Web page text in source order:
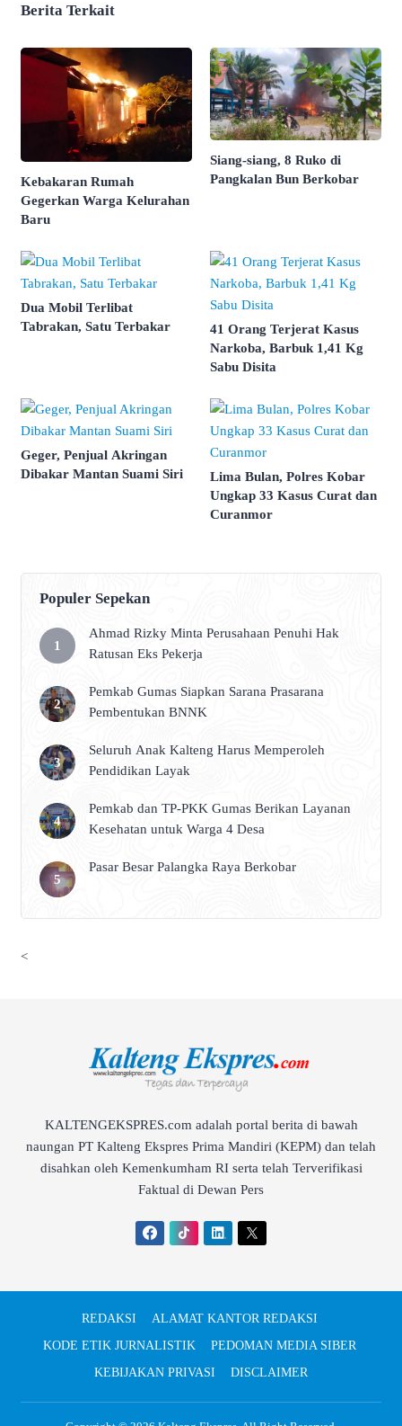
Berita Terkait
Kebakaran Rumah
Gegerkan Warga Kelurahan
Baru
Siang-siang, 8 Ruko di
Pangkalan Bun Berkobar
Dua Mobil Terlibat
Tabrakan, Satu Terbakar
41 Orang Terjerat Kasus
Narkoba, Barbuk 1,41 Kg
Sabu Disita
Geger, Penjual Akringan
Dibakar Mantan Suami Siri
Lima Bulan, Polres Kobar
Ungkap 33 Kasus Curat dan
Curanmor
Populer Sepekan
Ahmad Rizky Minta Perusahaan Penuhi Hak
Ratusan Eks Pekerja
Pemkab Gumas Siapkan Sarana Prasarana
Pembentukan BNNK
Seluruh Anak Kalteng Harus Memperoleh
Pendidikan Layak
Pemkab dan TP-PKK Gumas Berikan Layanan
Kesehatan untuk Warga 4 Desa
Pasar Besar Palangka Raya Berkobar
<
KALTENGEKSPRES.com adalah portal berita di bawah
naungan PT Kalteng Ekspres Prima Mandiri (KEPM) dan telah
disahkan oleh Kemenkumham RI serta telah Terverifikasi
Faktual di Dewan Pers
REDAKSI
ALAMAT KANTOR REDAKSI
KODE ETIK JURNALISTIK
PEDOMAN MEDIA SIBER
KEBIJAKAN PRIVASI
DISCLAIMER